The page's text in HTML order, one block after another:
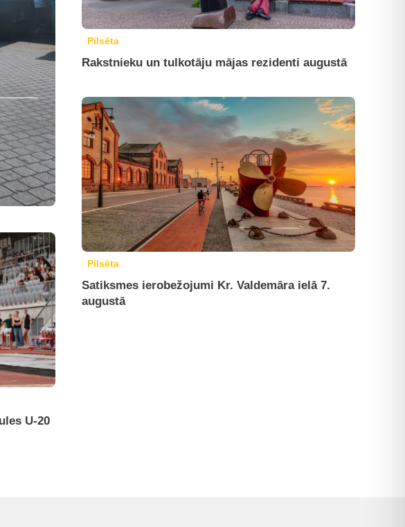
U-20
Pilsēta
Rakstnieku un tulkotāju mājas rezidenti augustā
Pilsēta
Satiksmes ierobežojumi Kr. Valdemāra ielā 7.
augustā